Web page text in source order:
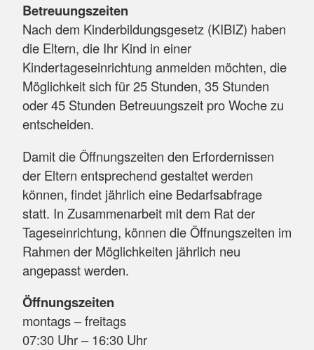
Betreuungszeiten
Nach dem Kinderbildungsgesetz (KIBIZ) haben
die Eltern, die Ihr Kind in einer
Kindertageseinrichtung anmelden möchten, die
Möglichkeit sich für 25 Stunden, 35 Stunden
oder 45 Stunden Betreuungszeit pro Woche zu
entscheiden.
Damit die Öffnungszeiten den Erfordernissen
der Eltern entsprechend gestaltet werden
können, findet jährlich eine Bedarfsabfrage
statt. In Zusammenarbeit mit dem Rat der
Tageseinrichtung, können die Öffnungszeiten im
Rahmen der Möglichkeiten jährlich neu
angepasst werden.
Öffnungszeiten
montags – freitags
07:30 Uhr – 16:30 Uhr